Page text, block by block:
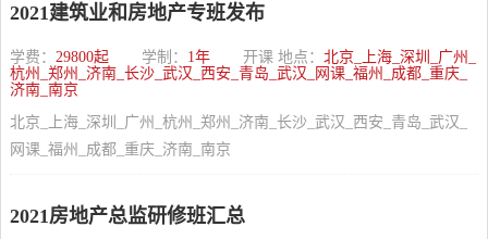
2021建筑业和房地产专班发布
学费： 29800起 学制： 1年 开课 地点： 北京_上海_深圳_广州_
杭州_郑州_济南_长沙_武汉_西安_青岛_武汉_网课_福州_成都_重庆_
济南_南京
北京_上海_深圳_广州_杭州_郑州_济南_长沙_武汉_西安_青岛_武汉_
网课_福州_成都_重庆_济南_南京
2021房地产总监研修班汇总